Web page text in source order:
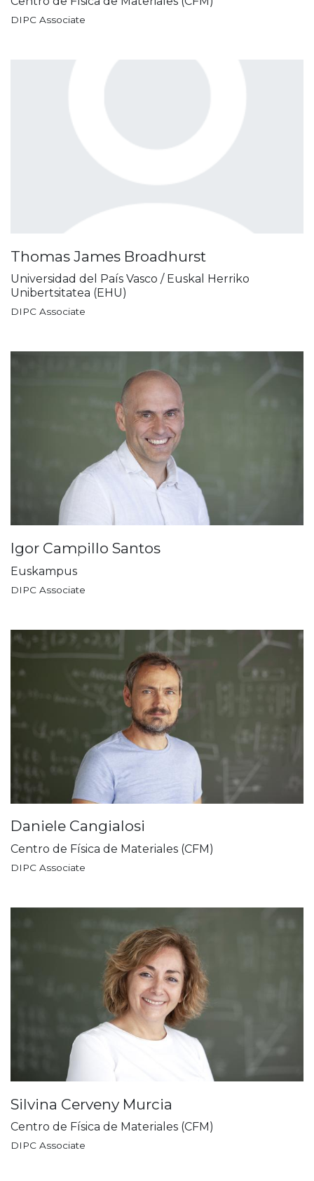
DIPC Associate
Thomas James Broadhurst
Universidad del País Vasco / Euskal Herriko
Unibertsitatea (EHU)
DIPC Associate
Igor Campillo Santos
Euskampus
DIPC Associate
Daniele Cangialosi
Centro de Física de Materiales (CFM)
DIPC Associate
Silvina Cerveny Murcia
Centro de Física de Materiales (CFM)
DIPC Associate